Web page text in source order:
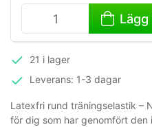
21 i lager
Leverans: 1-3 dagar
Latexfri rund träningselastik –
för dig som har genomfört den